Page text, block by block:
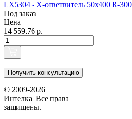
LX5304 - Х-ответвитель 50х400 R-300
Под заказ
Цена
14 559,76 р.
Получить консультацию
© 2009-2026
Интелка. Все права
защищены.